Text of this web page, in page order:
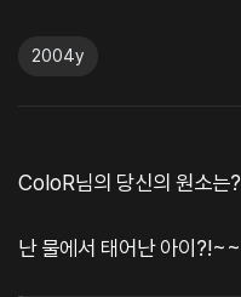
2004y
ColoR님의 당신의 원소는
난 물에서 태어난 아이?!~~